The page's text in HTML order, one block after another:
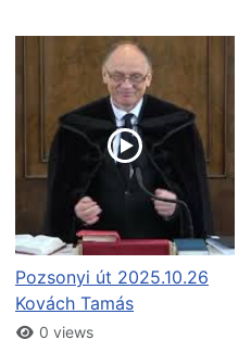
Pozsonyi út 2025.10.26
Kovách Tamás
0 views